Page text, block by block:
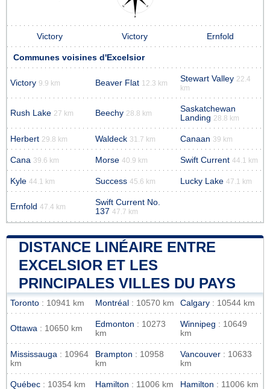
Victory Victory Ernfold
Communes voisines d'Excelsior
Victory 9.9 km Beaver Flat 12.3 km Stewart Valley 22.4
km
Rush Lake 27 km Beechy 28.8 km
Saskatchewan
Landing 28.8 km
Herbert 29.8 km Waldeck 31.7 km Canaan 39 km
Cana 39.6 km Morse 40.9 km Swift Current 44.1 km
Kyle 44.1 km Success 45.6 km Lucky Lake 47.1 km
Ernfold 47.4 km
Swift Current No.
137 47.7 km
DISTANCE LINÉAIRE ENTRE
EXCELSIOR ET LES
PRINCIPALES VILLES DU PAYS
Toronto : 10941 km Montréal : 10570 km Calgary : 10544 km
Ottawa : 10650 km Edmonton : 10273
km
Winnipeg : 10649
km
Mississauga : 10964
km
Brampton : 10958
km
Vancouver : 10633
km
Québec : 10354 km Hamilton : 11006 km Hamilton : 11006 km